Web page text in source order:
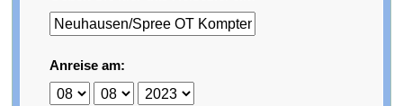
Anreise am: